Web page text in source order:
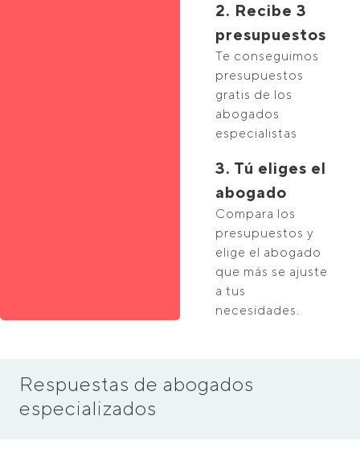
2. Recibe 3
presupuestos
Te conseguimos
presupuestos
gratis de los
abogados
especialistas
3. Tú eliges el
abogado
Compara los
presupuestos y
elige el abogado
que más se ajuste
a tus
necesidades.
Respuestas de abogados
especializados